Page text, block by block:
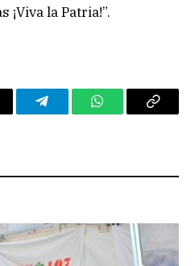
¡Viva la Patria!”.
TelegramWhatsAppCopy